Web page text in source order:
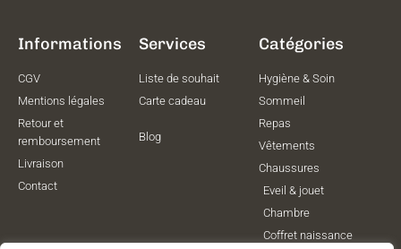
Informations
CGV
Mentions légales
Retour et
remboursement
Livraison
Contact
Services
Liste de souhait
Carte cadeau
Blog
Catégories
Hygiène & Soin
Sommeil
Repas
Vêtements
Chaussures
Eveil & jouet
Chambre
Coffret naissance